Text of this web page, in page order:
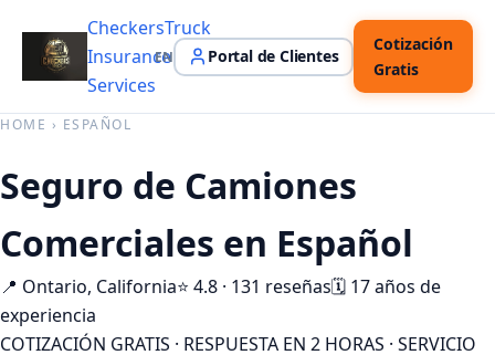
CheckersTruck
Insurance
Services
EN Portal de Clientes
Cotización
Gratis
HOME › ESPAÑOL
Seguro de Camiones
Comerciales en Español
📍 Ontario, California⭐ 4.8 · 131 reseñas🗓️ 17 años de
experiencia
COTIZACIÓN GRATIS · RESPUESTA EN 2 HORAS · SERVICIO